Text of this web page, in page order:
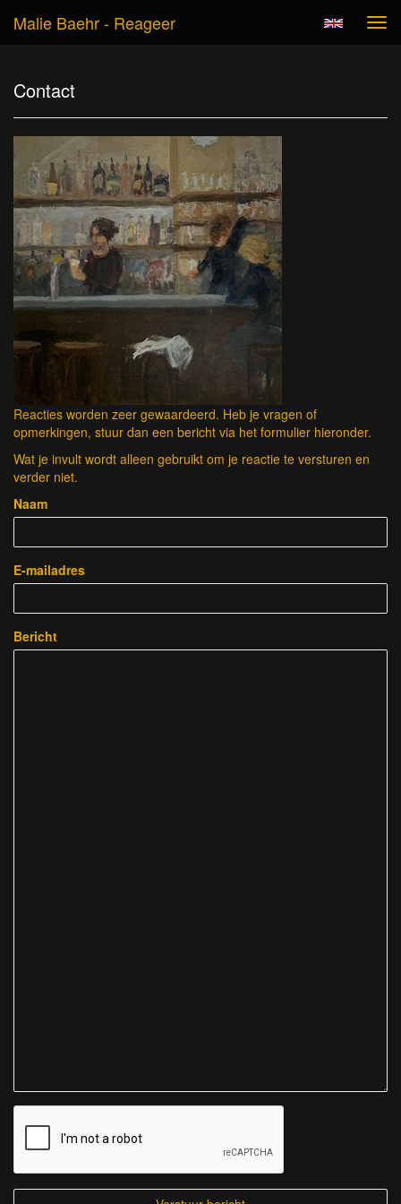
Malie Baehr - Reageer
Contact
Reacties worden zeer gewaardeerd. Heb je vragen of
opmerkingen, stuur dan een bericht via het formulier hieronder.
Wat je invult wordt alleen gebruikt om je reactie te versturen en
verder niet.
Naam
E-mailadres
Bericht